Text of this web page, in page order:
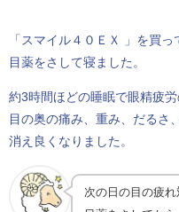
「スマイル４０ＥＸ 」を買っ
目薬をさして寝ました。
約3時間ほどの睡眠で眼精疲労
目の奥の痛み、重み、だるさ
消え良くなりました。
次の日の目の疲れ